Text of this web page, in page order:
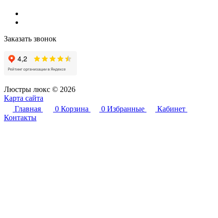
Заказать звонок
Люстры люкс © 2026
Карта сайта
Главная
0 Корзина 0 Избранные
Кабинет
Контакты